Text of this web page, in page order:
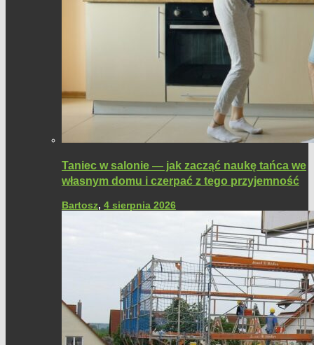
Taniec w salonie — jak zacząć naukę tańca we
własnym domu i czerpać z tego przyjemność
Bartosz, 4 sierpnia 2026